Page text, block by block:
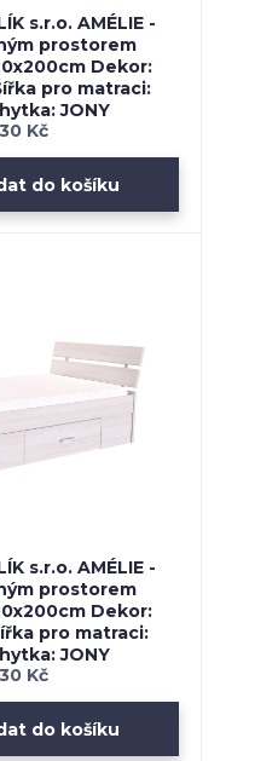
s.r.o. AMÉLIE -
prostorem
Dekor:
pro matraci:
JONY
Kč
do košíku
s.r.o. AMÉLIE -
prostorem
Dekor:
pro matraci:
JONY
Kč
do košíku